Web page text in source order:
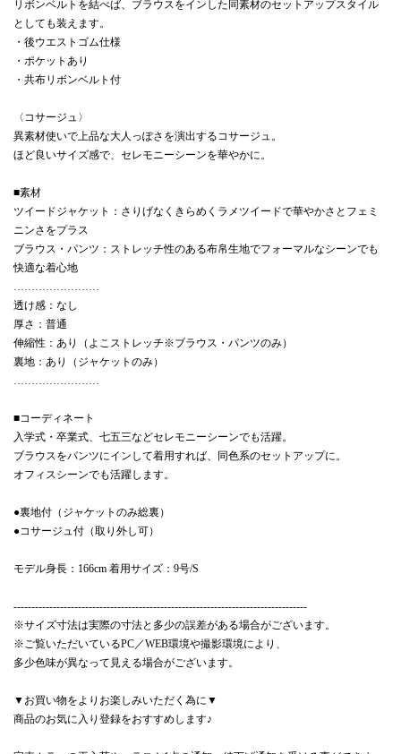
リボンベルトを結べば、ブラウスをインした同素材のセットアップスタイル
としても装えます。
・後ウエストゴム仕様
・ポケットあり
・共布リボンベルト付
〈コサージュ〉
異素材使いで上品な大人っぽさを演出するコサージュ。
ほど良いサイズ感で、セレモニーシーンを華やかに。
■素材
ツイードジャケット：さりげなくきらめくラメツイードで華やかさとフェミ
ニンさをプラス
ブラウス・パンツ：ストレッチ性のある布帛生地でフォーマルなシーンでも
快適な着心地
透け感：なし
厚さ：普通
伸縮性：あり（よこストレッチ※ブラウス・パンツのみ）
裏地：あり（ジャケットのみ）
■コーディネート
入学式・卒業式、七五三などセレモニーシーンでも活躍。
ブラウスをパンツにインして着用すれば、同色系のセットアップに。
オフィスシーンでも活躍します。
●裏地付（ジャケットのみ総裏）
●コサージュ付（取り外し可）
モデル身長：166cm 着用サイズ：9号/S
----------------------------------------------------------------------------------
※サイズ寸法は実際の寸法と多少の誤差がある場合がございます。
※ご覧いただいているPC／WEB環境や撮影環境により、
多少色味が異なって見える場合がございます。
▼お買い物をよりお楽しみいただく為に▼
商品のお気に入り登録をおすすめします♪